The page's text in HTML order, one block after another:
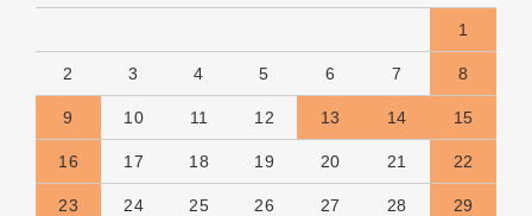
1
2 3 4 5 6 7 8
9 10 11 12 13 14 15
16 17 18 19 20 21 22
23 24 25 26 27 28 29